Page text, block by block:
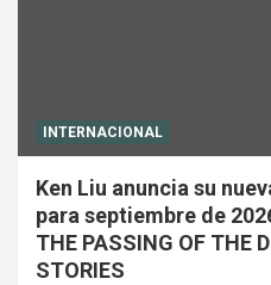
INTERNACIONAL
Ken Liu anuncia su
para septiembre de
THE PASSING OF THE
STORIES